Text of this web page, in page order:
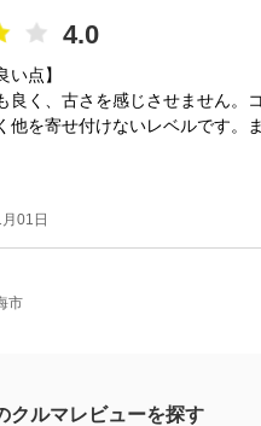
4.0
い点】
良く、古さを感じさせません。
他を寄せ付けないレベルです。
01日
市
クルマレビューを探す